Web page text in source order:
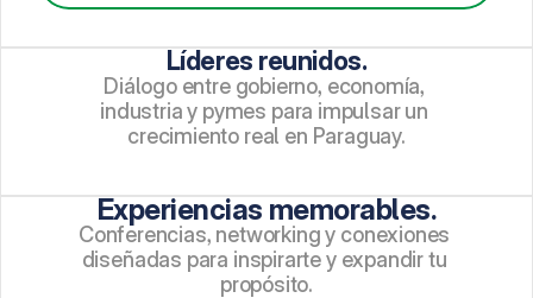
Líderes reunidos.
Diálogo entre gobierno, economía,
industria y pymes para impulsar un
crecimiento real en Paraguay.
Experiencias memorables.
Conferencias, networking y conexiones
diseñadas para inspirarte y expandir tu
propósito.